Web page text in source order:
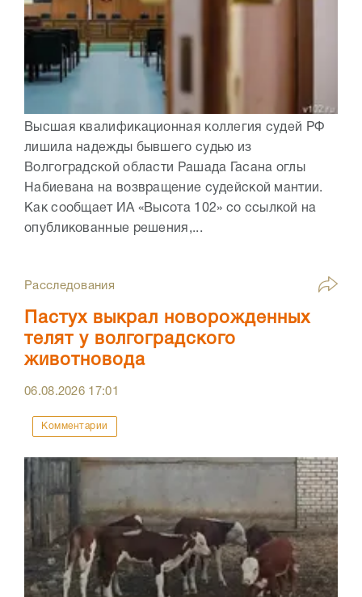
Высшая квалификационная коллегия судей РФ
лишила надежды бывшего судью из
Волгоградской области Рашада Гасана оглы
Набиевана на возвращение судейской мантии.
Как сообщает ИА «Высота 102» со ссылкой на
опубликованные решения,...
Расследования
Пастух выкрал новорожденных
телят у волгоградского
животновода
06.08.2026 17:01
Комментарии